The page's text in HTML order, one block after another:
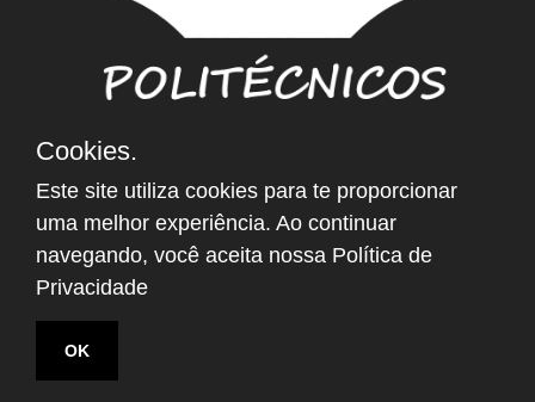
NEWSLETTER
Email*
Cookies.
Este site utiliza cookies para te proporcionar
uma melhor experiência. Ao continuar
navegando, você aceita nossa Política de
Privacidade
OK